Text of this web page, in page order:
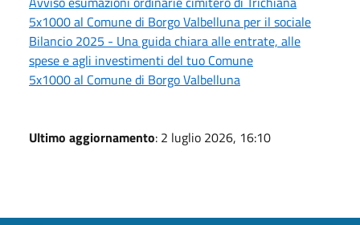
5x1000 al Comune di Borgo Valbelluna per il sociale
Bilancio 2025 - Una guida chiara alle entrate, alle
spese e agli investimenti del tuo Comune
5x1000 al Comune di Borgo Valbelluna
Ultimo aggiornamento: 2 luglio 2026, 16:10